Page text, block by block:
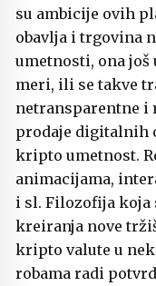
su ambicije ovih
obavlja i trgovina
umetnosti, ona još
meri, ili se takve
netransparentne i
prodaje digitalnih
kripto umetnost.
animacijama,
i sl. Filozofija koja
kreiranja nove
kripto valute u
robama radi